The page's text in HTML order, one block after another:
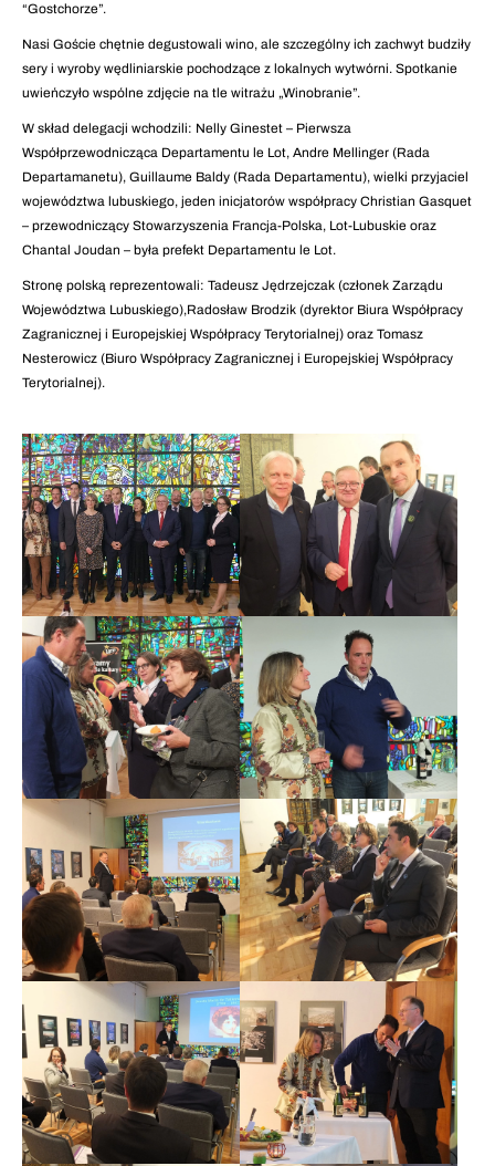
“Gostchorze”.
Nasi Goście chętnie degustowali wino, ale szczególny ich zachwyt budziły
sery i wyroby wędliniarskie pochodzące z lokalnych wytwórni. Spotkanie
uwieńczyło wspólne zdjęcie na tle witrażu „Winobranie”.
W skład delegacji wchodzili: Nelly Ginestet – Pierwsza
Współprzewodnicząca Departamentu le Lot, Andre Mellinger (Rada
Departamanetu), Guillaume Baldy (Rada Departamentu), wielki przyjaciel
województwa lubuskiego, jeden inicjatorów współpracy Christian Gasquet
– przewodniczący Stowarzyszenia Francja-Polska, Lot-Lubuskie oraz
Chantal Joudan – była prefekt Departamentu le Lot.
Stronę polską reprezentowali: Tadeusz Jędrzejczak (członek Zarządu
Województwa Lubuskiego),Radosław Brodzik (dyrektor Biura Współpracy
Zagranicznej i Europejskiej Współpracy Terytorialnej) oraz Tomasz
Nesterowicz (Biuro Współpracy Zagranicznej i Europejskiej Współpracy
Terytorialnej).